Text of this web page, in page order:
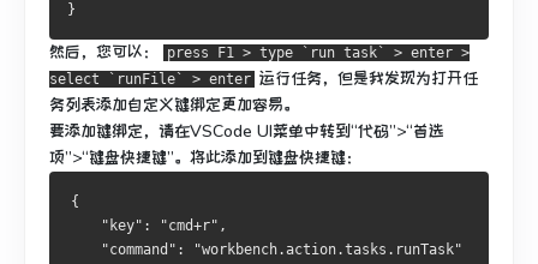
}
然后，您可以：
press F1 > type `run task` > enter >
select `runFile` > enter 运行任务，但是我发现为打开任
务列表添加自定义键绑定更加容易。
要添加键绑定，请在VSCode UI菜单中转到“代码”>“首选
项”>“键盘快捷键”。 将此添加到键盘快捷键：
{
    "key": "cmd+r",
    "command": "workbench.action.tasks.runTask"